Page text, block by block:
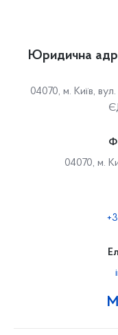
Юридична
04070, м. Київ,
04070, м.